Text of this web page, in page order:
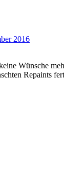
2016
Wünsche
Repaints